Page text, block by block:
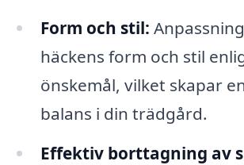
Form och stil:
häckens form och stil
önskemål, vilket skapar
balans i din trädgård.
Effektiv borttagning av